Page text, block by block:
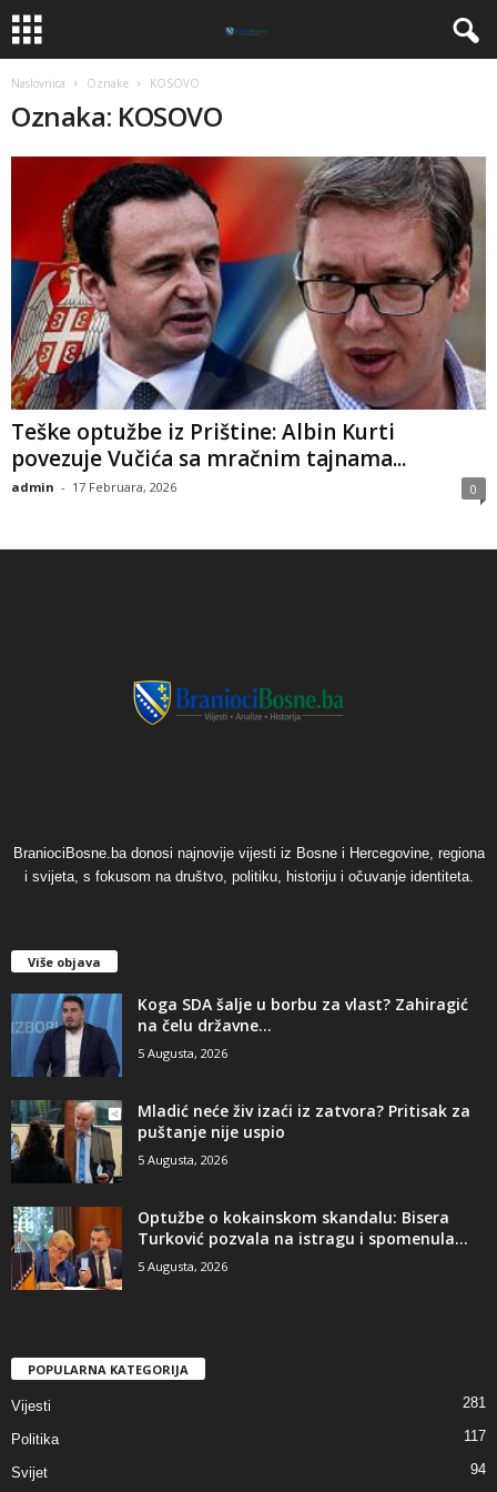
Naslovnica Oznake KOSOVO
Oznaka: KOSOVO
Teške optužbe iz Prištine: Albin Kurti
povezuje Vučića sa mračnim tajnama...
admin - 17 Februara, 2026 0
BraniociBosne.ba donosi najnovije vijesti iz Bosne i Hercegovine, regiona
i svijeta, s fokusom na društvo, politiku, historiju i očuvanje identiteta.
Više objava
​Koga SDA šalje u borbu za vlast? Zahiragić
na čelu državne...
5 Augusta, 2026
​Mladić neće živ izaći iz zatvora? Pritisak za
puštanje nije uspio
5 Augusta, 2026
​Optužbe o kokainskom skandalu: Bisera
Turković pozvala na istragu i spomenula...
5 Augusta, 2026
POPULARNA KATEGORIJA
Vijesti 281
Politika 117
Svijet 94